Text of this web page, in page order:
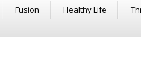
Fusion Healthy Life